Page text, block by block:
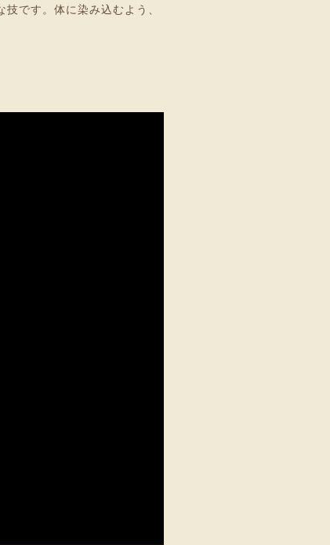
です。体に染み込むよう、